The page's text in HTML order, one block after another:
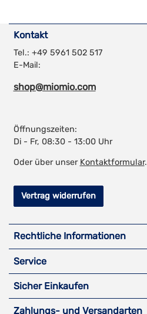
Kontakt
Tel.: +49 5961 502 517
E-Mail:
shop@miomio.com
Öffnungszeiten:
Di - Fr, 08:30 - 13:00 Uhr
Oder über unser Kontaktformular.
Vertrag widerrufen
Rechtliche Informationen
Service
Sicher Einkaufen
Zahlungs- und Versandarten